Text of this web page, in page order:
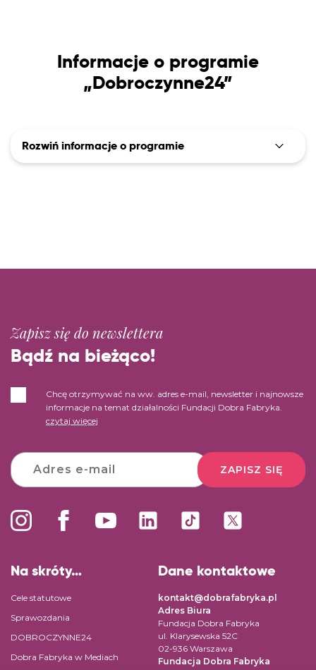
Informacje o programie
„Dobroczynne24”
Rozwiń informacje o programie
Zapisz się do newslettera
Bądź na bieżąco!
Chcę otrzymywać na ww. adres e-mail, newsletter i najnowsze
informacje na temat działalności Fundacji Dobra Fabryka.
czytaj więcej
ZAPISZ SIĘ
Na skróty…
Cele statutowe
Sprawozdania
DOBROCZYNNE24
Dobra Fabryka w Mediach
Dane kontaktowe
kontakt@dobrafabryka.pl
Adres Biura
Fundacja Dobra Fabryka
ul. Klarysewska 52C
02-936 Warszawa
Fundacja Dobra Fabryka